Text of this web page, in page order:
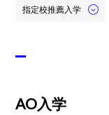
指定校推薦入学
AO入学